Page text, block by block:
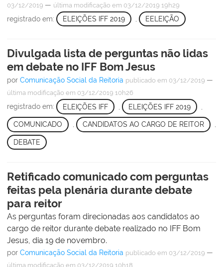
03/12/2019 — última modificação em 03/12/2019 19h29
registrado em: ELEIÇÕES IFF 2019 EELEIÇÃO
Divulgada lista de perguntas não lidas
em debate no IFF Bom Jesus
por Comunicação Social da Reitoria publicado em 03/12/2019 —
última modificação em 03/12/2019 10h26
registrado em: ELEIÇÕES IFF ELEIÇÕES IFF 2019
COMUNICADO , CANDIDATOS AO CARGO DE REITOR ,
DEBATE
Retificado comunicado com perguntas
feitas pela plenária durante debate
para reitor
As perguntas foram direcionadas aos candidatos ao
cargo de reitor durante debate realizado no IFF Bom
Jesus, dia 19 de novembro.
por Comunicação Social da Reitoria publicado em 03/12/2019 —
última modificação em 03/12/2019 10h18